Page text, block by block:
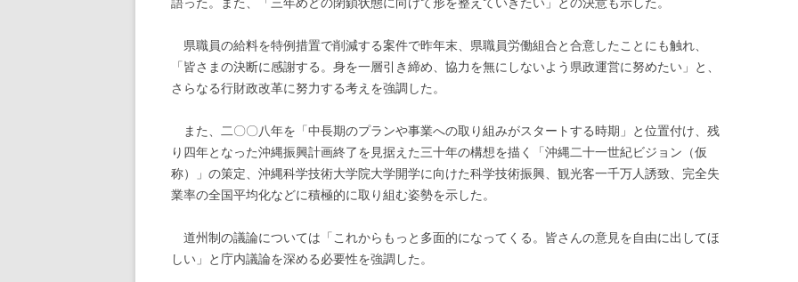
県職員の給料を特例措置で削減する案件で昨年末、県職員労働組合と合意したことにも触れ、
「皆さまの決断に感謝する。身を一層引き締め、協力を無にしないよう県政運営に努めたい」と、
さらなる行財政改革に努力する考えを強調した。
また、二〇〇八年を「中長期のプランや事業への取り組みがスタートする時期」と位置付け、残
り四年となった沖縄振興計画終了を見据えた三十年の構想を描く「沖縄二十一世紀ビジョン（仮
称）」の策定、沖縄科学技術大学院大学開学に向けた科学技術振興、観光客一千万人誘致、完全失
業率の全国平均化などに積極的に取り組む姿勢を示した。
道州制の議論については「これからもっと多面的になってくる。皆さんの意見を自由に出してほ
しい」と庁内議論を深める必要性を強調した。